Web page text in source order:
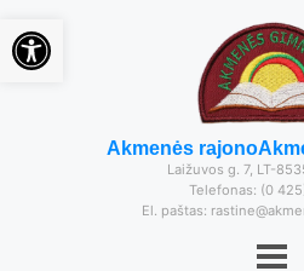
Akmenės rajono
Laižuvos g. 7, LT-
Telefonas: (0
El. paštas:
Open toolbar